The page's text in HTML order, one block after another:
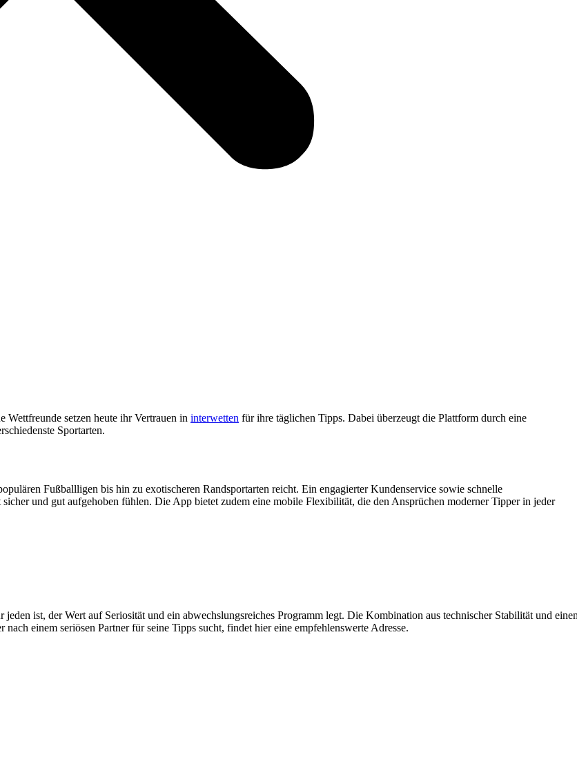
setzen heute ihr Vertrauen in interwetten für ihre täglichen Tipps. Dabei überzeugt die Plattform durch eine
Sportarten.
Fußballligen bis hin zu exotischeren Randsportarten reicht. Ein engagierter Kundenservice sowie schnelle
und gut aufgehoben fühlen. Die App bietet zudem eine mobile Flexibilität, die den Ansprüchen moderner Tipper in jeder
jeden ist, der Wert auf Seriosität und ein abwechslungsreiches Programm legt. Die Kombination aus technischer Stabilität und
einem seriösen Partner für seine Tipps sucht, findet hier eine empfehlenswerte Adresse.